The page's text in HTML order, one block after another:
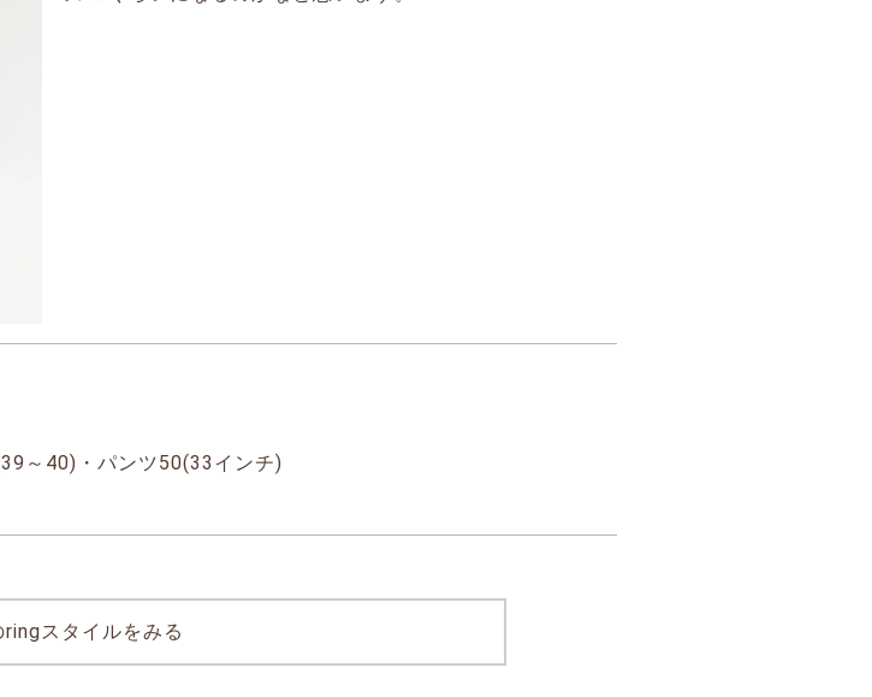
～40)・パンツ50(33インチ)
ringスタイルをみる